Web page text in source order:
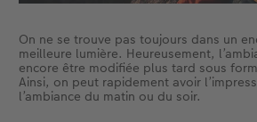
On ne se trouve pas toujours dans un
meilleure lumière. Heureusement,
encore être modifiée plus tard sous
Ainsi, on peut rapidement avoir
l’ambiance du matin ou du soir.